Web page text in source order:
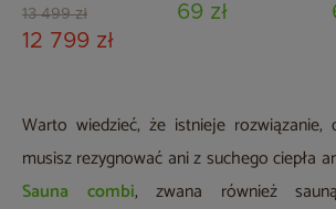
13 499 zł
12 799 zł
69 zł
Warto wiedzieć, że istnieje
musisz rezygnować ani z suchego ciepła
Sauna combi, zwana również